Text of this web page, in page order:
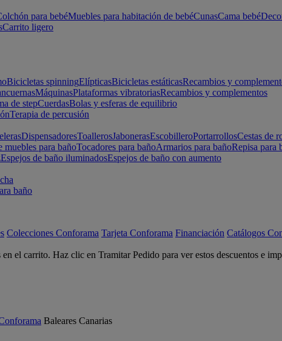
para bebéMuebles para habitación de bebéCunasCama bebé
Carrito ligero
Bicicletas spinningElípticasBicicletas estáticasRecambios y
MáquinasPlataformas vibratoriasRecambios y complementos
de stepCuerdasBolas y esferas de equilibrio
Terapia de percusión
DispensadoresToallerosJabonerasEscobilleroPortarrollosCestas de
muebles para bañoTocadores para bañoArmarios para bañoRepisa para
Espejos de baño iluminadosEspejos de baño con aumento
baño
Colecciones Conforama Tarjeta Conforama Financiación Catálogos
el carrito. Haz clic en Tramitar Pedido para ver estos descuentos e
Baleares Canarias